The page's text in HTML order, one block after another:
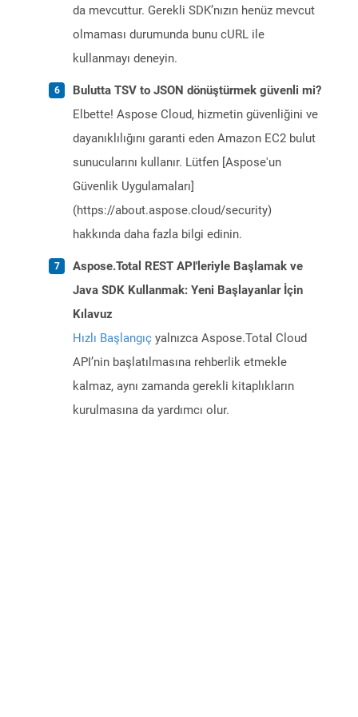
da mevcuttur. Gerekli SDK’nızın henüz mevcut
olmaması durumunda bunu cURL ile
kullanmayı deneyin.
Bulutta TSV to JSON dönüştürmek güvenli mi?
Elbette! Aspose Cloud, hizmetin güvenliğini ve
dayanıklılığını garanti eden Amazon EC2 bulut
sunucularını kullanır. Lütfen [Aspose'un
Güvenlik Uygulamaları]
(https://about.aspose.cloud/security)
hakkında daha fazla bilgi edinin.
Aspose.Total REST API'leriyle Başlamak ve
Java SDK Kullanmak: Yeni Başlayanlar İçin
Kılavuz
Hızlı Başlangıç yalnızca Aspose.Total Cloud
API’nin başlatılmasına rehberlik etmekle
kalmaz, aynı zamanda gerekli kitaplıkların
kurulmasına da yardımcı olur.